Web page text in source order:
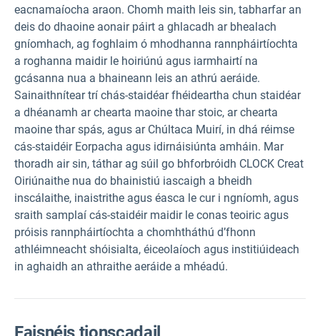
eacnamaíocha araon. Chomh maith leis sin, tabharfar an
deis do dhaoine aonair páirt a ghlacadh ar bhealach
gníomhach, ag foghlaim ó mhodhanna rannpháirtíochta
a roghanna maidir le hoiriúnú agus iarmhairtí na
gcásanna nua a bhaineann leis an athrú aeráide.
Sainaithnítear trí chás-staidéar fhéideartha chun staidéar
a dhéanamh ar chearta maoine thar stoic, ar chearta
maoine thar spás, agus ar Chúltaca Muirí, in dhá réimse
cás-staidéir Eorpacha agus idirnáisiúnta amháin. Mar
thoradh air sin, táthar ag súil go bhforbróidh CLOCK Creat
Oiriúnaithe nua do bhainistiú iascaigh a bheidh
inscálaithe, inaistrithe agus éasca le cur i ngníomh, agus
sraith samplaí cás-staidéir maidir le conas teoiric agus
próisis rannpháirtíochta a chomhtháthú d’fhonn
athléimneacht shóisialta, éiceolaíoch agus institiúideach
in aghaidh an athraithe aeráide a mhéadú.